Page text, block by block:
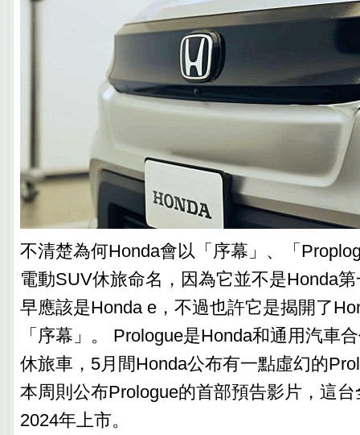
不清楚為何Honda會以「序幕」、「
電動SUV休旅命名，因為它並不是Honda
早應該是Honda e，不過也許它是揭開了
「序幕」。 Prologue是Honda和通用汽車
休旅車，5月間Honda公布有一點虛幻的
本周則公布Prologue的首部預告影片，這
2024年上市。